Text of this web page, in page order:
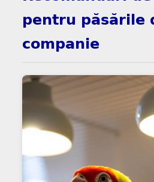
pentru păsările
companie